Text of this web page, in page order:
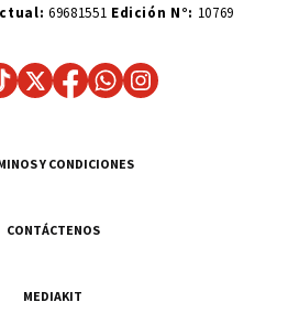
69681551 Edición N°: 10769
Y CONDICIONES
CONTÁCTENOS
MEDIAKIT